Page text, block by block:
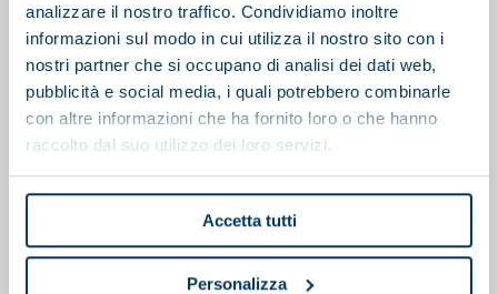
analizzare il nostro traffico. Condividiamo inoltre
informazioni sul modo in cui utilizza il nostro sito con i
nostri partner che si occupano di analisi dei dati web,
pubblicità e social media, i quali potrebbero combinarle
con altre informazioni che ha fornito loro o che hanno
raccolto dal suo utilizzo dei loro servizi.
Accetta tutti
Personalizza